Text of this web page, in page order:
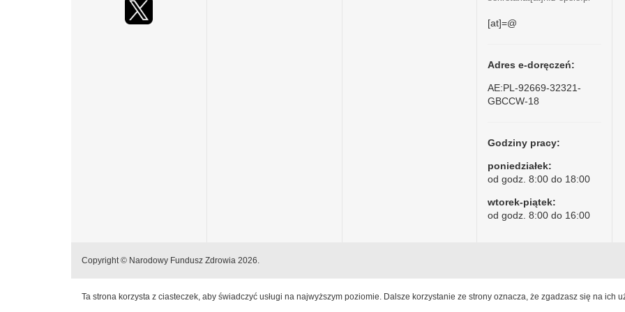
[at]=@
Adres e-doręczeń:
AE:PL-92669-32321-
GBCCW-18
Godziny pracy:
poniedziałek:
od godz. 8:00 do 18:00
wtorek-piątek:
od godz. 8:00 do 16:00
Copyright © Narodowy Fundusz Zdrowia 2026.
Ta strona korzysta z ciasteczek, aby świadczyć usługi na najwyższym poziomie. Dalsze korzystanie ze strony oznacza, że zgadzasz się na ich